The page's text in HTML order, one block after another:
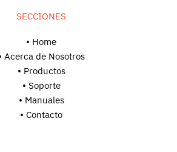
SECCIONES
• Home
Acerca de Nosotros
• Productos
• Soporte
• Manuales
• Contacto